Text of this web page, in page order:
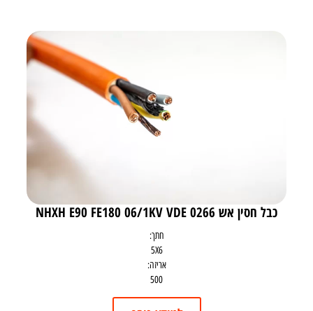
כבל חסין אש NHXH E90 FE180 06/1KV VDE 0266
חתך:
5X6
אריזה:
500